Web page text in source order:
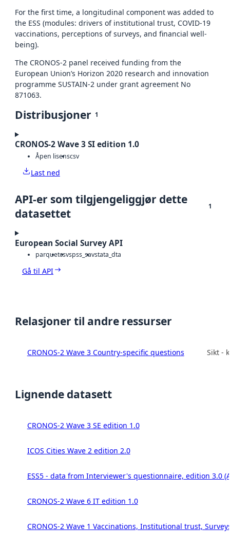
For the first time, a longitudinal component was added to
the ESS (modules: drivers of institutional trust, COVID-19
vaccinations, perceptions of surveys, and financial well-
being).
The CRONOS-2 panel received funding from the
European Union’s Horizon 2020 research and innovation
programme SUSTAIN-2 under grant agreement No
871063.
Distribusjoner 1
CRONOS-2 Wave 3 SI edition 1.0
Åpen lisenscsv
Last ned
API-er som tilgjengeliggjør dette
datasettet
1
European Social Survey API
parquetcsvspss_savstata_dta
Gå til API
Relasjoner til andre ressurser
CRONOS-2 Wave 3 Country-specific questions Sikt -
Lignende datasett
CRONOS-2 Wave 3 SE edition 1.0
ICOS Cities Wave 2 edition 2.0
ESS5 - data from Interviewer's questionnaire, edition 3.0
CRONOS-2 Wave 6 IT edition 1.0
CRONOS-2 Wave 1 Vaccinations, Institutional trust,